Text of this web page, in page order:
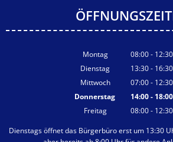
Montag 08:00- 12:30
Von
Dienstag 13:30- 16:30
Mittwoch 07:00- 12:30
Von
Donnerstag 14:00- 18:00
Freitag 08:00- 12:30
Dienstags öffnet das Bürgerbüro erst um 13:30